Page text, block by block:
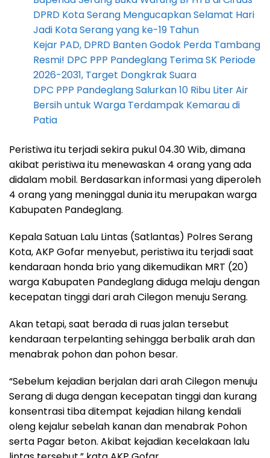
DPRD Kota Serang Mengucapkan Selamat Hari
Jadi Kota Serang yang ke-19 Tahun
Kejar PAD, DPRD Banten Godok Perda Tambang
Resmi! DPC PPP Pandeglang Terima SK Periode
2026-2031, Target Dongkrak Suara
DPC PPP Pandeglang Salurkan 10 Ribu Liter Air
Bersih untuk Warga Terdampak Kemarau di
Patia
Peristiwa itu terjadi sekira pukul 04.30 Wib, dimana
akibat peristiwa itu menewaskan 4 orang yang ada
didalam mobil. Berdasarkan informasi yang diperoleh
4 orang yang meninggal dunia itu merupakan warga
Kabupaten Pandeglang.
Kepala Satuan Lalu Lintas (Satlantas) Polres Serang
Kota, AKP Gofar menyebut, peristiwa itu terjadi saat
kendaraan honda brio yang dikemudikan MRT (20)
warga Kabupaten Pandeglang diduga melaju dengan
kecepatan tinggi dari arah Cilegon menuju Serang.
Akan tetapi, saat berada di ruas jalan tersebut
kendaraan terpelanting sehingga berbalik arah dan
menabrak pohon dan pohon besar.
“Sebelum kejadian berjalan dari arah Cilegon menuju
Serang di duga dengan kecepatan tinggi dan kurang
konsentrasi tiba ditempat kejadian hilang kendali
oleng kejalur sebelah kanan dan menabrak Pohon
serta Pagar beton. Akibat kejadian kecelakaan lalu